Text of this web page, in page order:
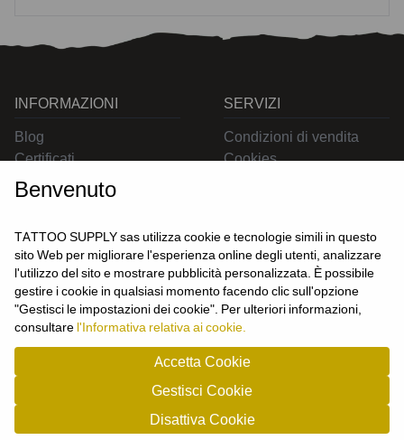
CONTATTACI
INFORMAZIONI
Blog
Certificati
Contatti
SERVIZI
Condizioni di vendita
Cookies
UTENTE
Login
Registrati
tel: 0119101326 - P.Iva/cf: 09963530010
Benvenuto
TATTOO SUPPLY sas utilizza cookie e tecnologie simili in questo
sito Web per migliorare l'esperienza online degli utenti, analizzare
l'utilizzo del sito e mostrare pubblicità personalizzata. È possibile
gestire i cookie in qualsiasi momento facendo clic sull'opzione
"Gestisci le impostazioni dei cookie". Per ulteriori informazioni,
consultare l'Informativa relativa ai cookie.
Accetta Cookie
Gestisci Cookie
Disattiva Cookie